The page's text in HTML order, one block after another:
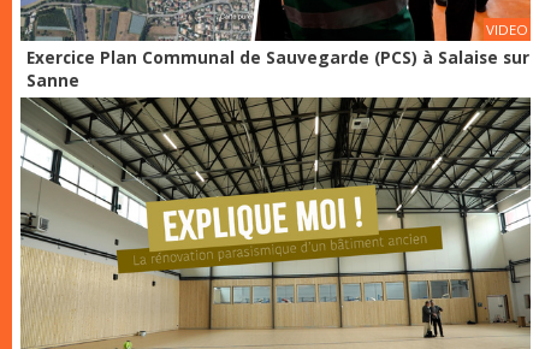
VIDEO
Exercice Plan Communal de Sauvegarde (PCS) à Salaise sur
Sanne